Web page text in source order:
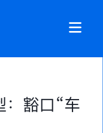
豁口“车